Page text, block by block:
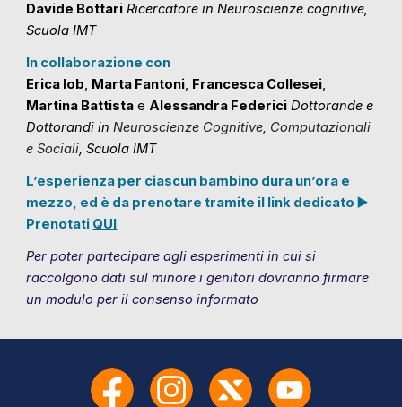
Davide Bottari Ricercatore in Neuroscienze cognitive,
Scuola IMT
In collaborazione con
Erica Iob, Marta Fantoni, Francesca Collesei,
Martina Battista eAlessandra Federici Dottorande e
Dottorandi inNeuroscienze Cognitive, Computazionali
e Sociali, Scuola IMT
L’esperienza per ciascun bambino dura un’ora e
mezzo, ed è da prenotare tramite il link dedicato ▶️
Prenotati QUI
Per poter partecipare agli esperimenti in cui si
raccolgono dati sul minore i genitori dovranno firmare
un modulo per il consenso informato